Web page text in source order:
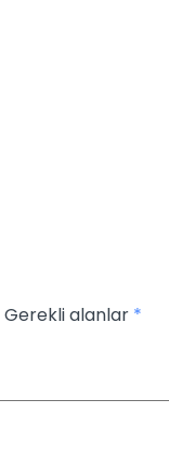
Gerekli alanlar *